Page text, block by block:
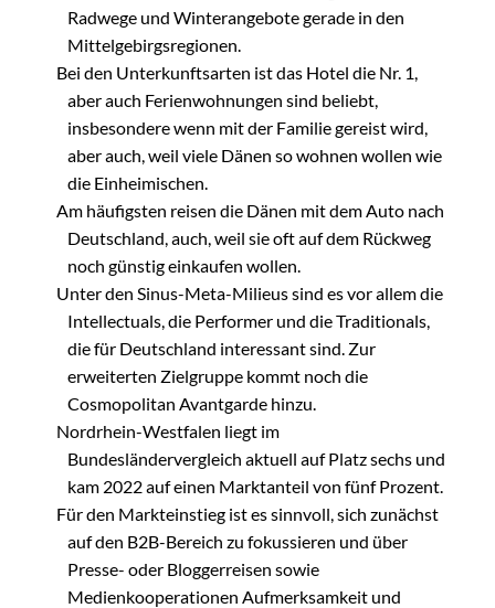
Radwege und Winterangebote gerade in den
Mittelgebirgsregionen.
Bei den Unterkunftsarten ist das Hotel die Nr. 1,
aber auch Ferienwohnungen sind beliebt,
insbesondere wenn mit der Familie gereist wird,
aber auch, weil viele Dänen so wohnen wollen wie
die Einheimischen.
Am häufigsten reisen die Dänen mit dem Auto nach
Deutschland, auch, weil sie oft auf dem Rückweg
noch günstig einkaufen wollen.
Unter den Sinus-Meta-Milieus sind es vor allem die
Intellectuals, die Performer und die Traditionals,
die für Deutschland interessant sind. Zur
erweiterten Zielgruppe kommt noch die
Cosmopolitan Avantgarde hinzu.
Nordrhein-Westfalen liegt im
Bundesländervergleich aktuell auf Platz sechs und
kam 2022 auf einen Marktanteil von fünf Prozent.
Für den Markteinstieg ist es sinnvoll, sich zunächst
auf den B2B-Bereich zu fokussieren und über
Presse- oder Bloggerreisen sowie
Medienkooperationen Aufmerksamkeit und